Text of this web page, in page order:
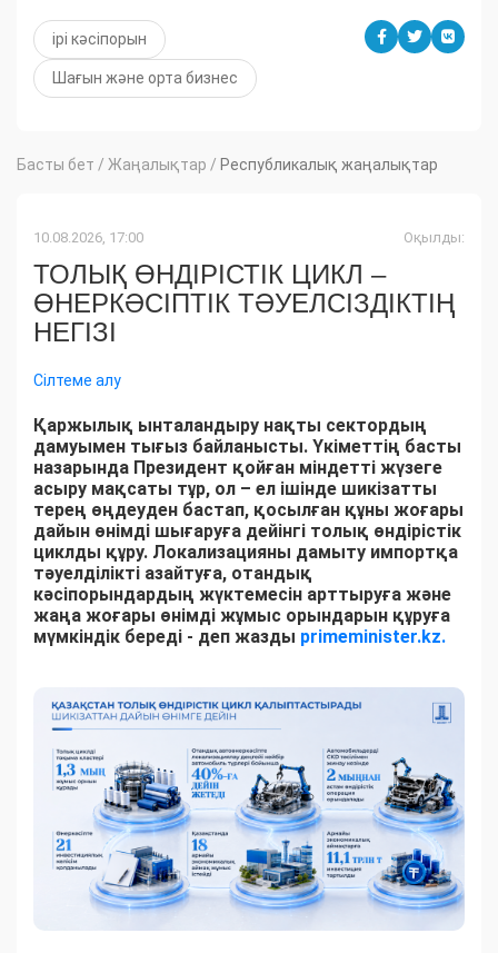
ірі кәсіпорын
Шағын және орта бизнес
Басты бет / Жаңалықтар / Республикалық жаңалықтар
10.08.2026, 17:00 Оқылды:
ТОЛЫҚ ӨНДІРІСТІК ЦИКЛ –
ӨНЕРКӘСІПТІК ТӘУЕЛСІЗДІКТІҢ
НЕГІЗІ
Сілтеме алу
Қаржылық ынталандыру нақты сектордың
дамуымен тығыз байланысты. Үкіметтің басты
назарында Президент қойған міндетті жүзеге
асыру мақсаты тұр, ол – ел ішінде шикізатты
терең өңдеуден бастап, қосылған құны жоғары
дайын өнімді шығаруға дейінгі толық өндірістік
циклды құру. Локализацияны дамыту импортқа
тәуелділікті азайтуға, отандық
кәсіпорындардың жүктемесін арттыруға және
жаңа жоғары өнімді жұмыс орындарын құруға
мүмкіндік береді - деп жазды primeminister.kz.